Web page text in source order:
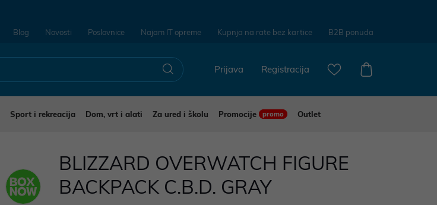
Blog Novosti Poslovnice Najam IT opreme Kupnja na rate bez kartice B2B ponuda
Registracija
Prijava
Sport i rekreacija Dom, vrt i alati Za ured i školu Promocije promo
Outlet
BLIZZARD OVERWATCH FIGURE
BACKPACK C.B.D. GRAY